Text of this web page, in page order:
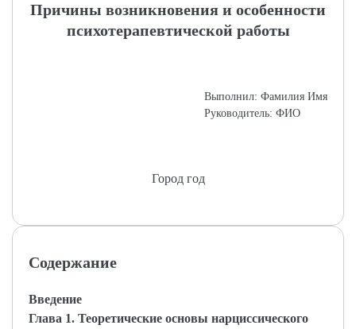
Причины возникновения и особенности
психотерапевтической работы
Выполнил: Фамилия Имя
Руководитель: ФИО
Город год
Содержание
Введение
Глава 1. Теоретические основы нарциссического